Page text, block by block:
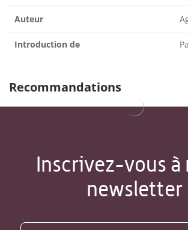
Auteur
Introduction de
Recommandations
Inscrivez-vous à
newsletter